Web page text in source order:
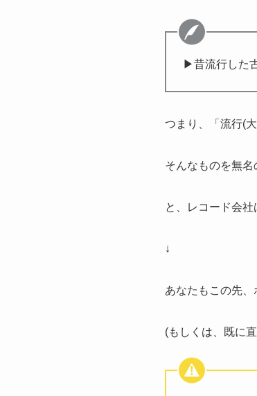
▶昔流行した
つまり、「流行(
そんなものを無名
と、レコード会社
↓
あなたもこの先、
(もしくは、既に